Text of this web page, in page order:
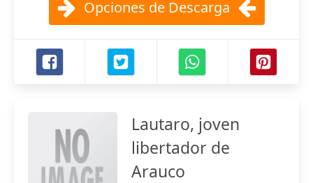
Opciones de Descarga
Lautaro, joven
libertador de
Arauco